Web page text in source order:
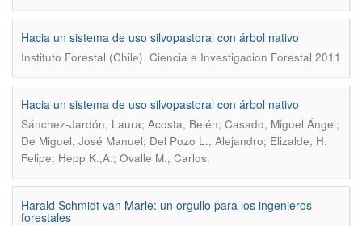
Hacia un sistema de uso silvopastoral con árbol nativo
Instituto Forestal (Chile). Ciencia e Investigacion Forestal 2011
Hacia un sistema de uso silvopastoral con árbol nativo
Sánchez-Jardón, Laura; Acosta, Belén; Casado, Miguel Ángel;
De Miguel, José Manuel; Del Pozo L., Alejandro; Elizalde, H.
Felipe; Hepp K.,A.; Ovalle M., Carlos.
Harald Schmidt van Marle: un orgullo para los ingenieros
forestales